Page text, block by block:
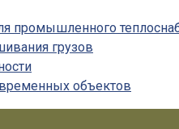
промышленного
грузов
объектов